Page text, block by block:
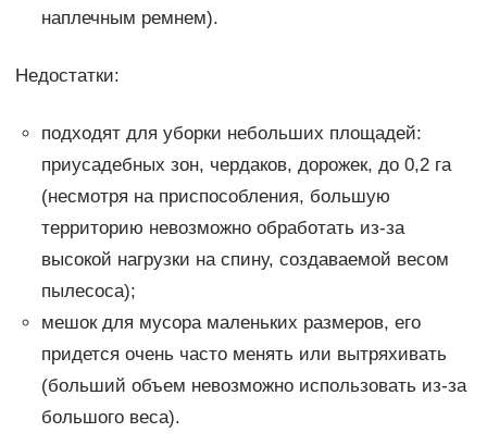
наплечным ремнем).
Недостатки:
подходят для уборки небольших площадей:
приусадебных зон, чердаков, дорожек, до 0,2 га
(несмотря на приспособления, большую
территорию невозможно обработать из-за
высокой нагрузки на спину, создаваемой весом
пылесоса);
мешок для мусора маленьких размеров, его
придется очень часто менять или вытряхивать
(больший объем невозможно использовать из-за
большого веса).